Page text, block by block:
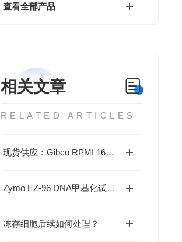
查看全部产品
相关文章
RELATED ARTICLES
现货供应：Gibco RPMI 1640培养基(C11875500BT)
Zymo EZ-96 DNA甲基化试剂盒-gold(D5008)现货供应
冻存细胞后续如何处理？